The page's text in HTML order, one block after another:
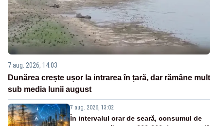
7 aug. 2026, 14:03
Dunărea crește ușor la intrarea în țară, dar rămâne mult
sub media lunii august
7 aug. 2026, 13:02
În intervalul orar de seară, consumul de